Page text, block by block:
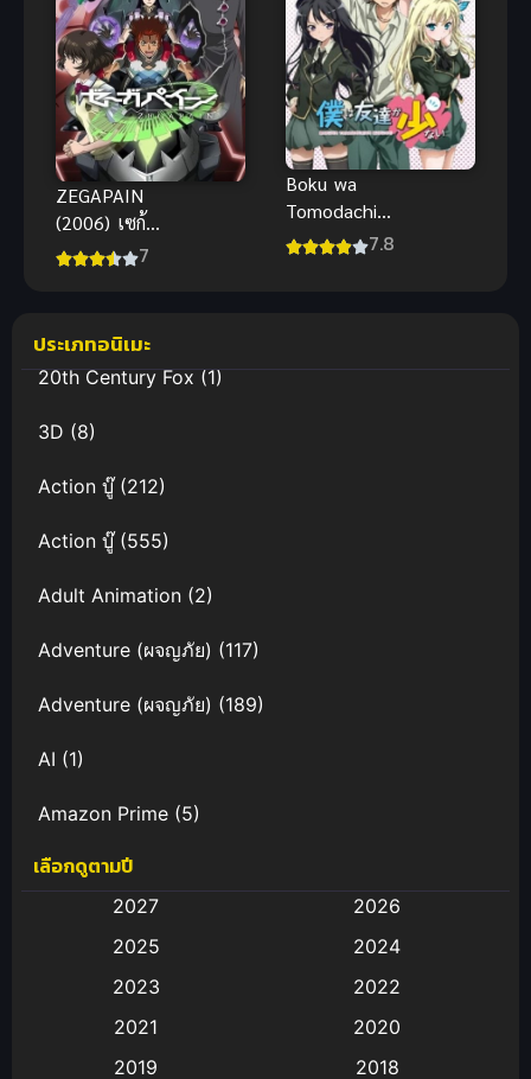
ZEGAPAIN
(2006) เซก้า
เพน
7
Boku wa
Tomodachi
ga Sukunai7.8
ประเภทอนิเมะ
20th Century Fox(1)
3D (8)
Action บู๊(212)
Action บู๊(555)
Adult Animation (2)
Adventure (ผจญภัย) (117)
Adventure (ผจญภัย) (189)
AI (1)
Amazon Prime (5)
Anal (ประตูหลัง)
Animation การ์ตูน
Animation อนิเมะ
เลือกดูตามปี
2027
2026
2025
2024
2023
2022
2021
2020
2019
2018